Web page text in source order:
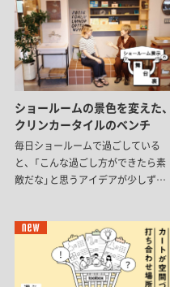
ショールームの景色を変えた、
クリンカータイルのベンチ
毎日ショールームで過ごしている
と、「こんな過ごし方ができたら素
敵だな」と思うアイデアが少しずつ
ショールームの一角をタイルベンチ
へとリニューアルしました。アイデ
アを形にしながら、細かな納まりや
使い心地を考えて完成した、新しい